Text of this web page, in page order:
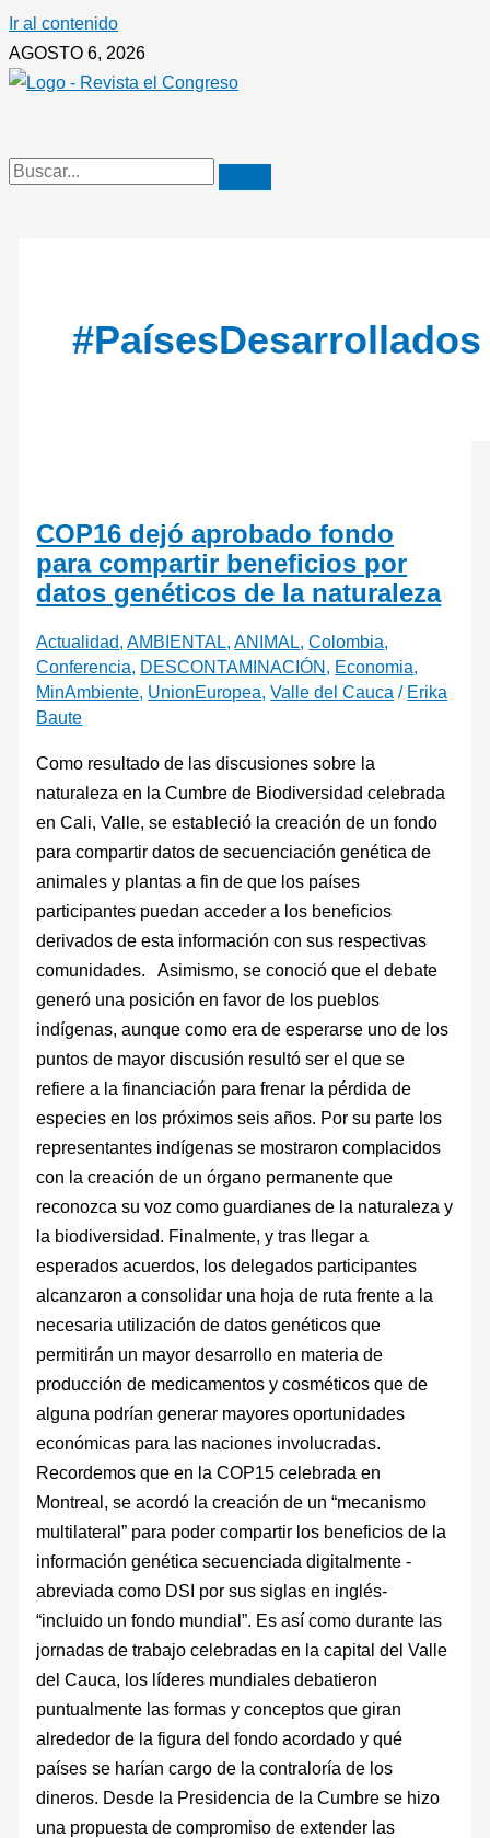
Ir al contenido
AGOSTO 6, 2026
#PaísesDesarrollados
COP16 dejó aprobado fondo
para compartir beneficios por
datos genéticos de la naturaleza
Actualidad,AMBIENTAL,ANIMAL,Colombia,
Conferencia, DESCONTAMINACIÓN , Economia,
MinAmbiente, UnionEuropea,Valle del Cauca / Erika
Baute
Como resultado de las discusiones sobre la
naturaleza en la Cumbre de Biodiversidad celebrada
en Cali, Valle, se estableció la creación de un fondo
para compartir datos de secuenciación genética de
animales y plantas a fin de que los países
participantes puedan acceder a los beneficios
derivados de esta información con sus respectivas
comunidades. Asimismo, se conoció que el debate
generó una posición en favor de los pueblos
indígenas, aunque como era de esperarse uno de los
puntos de mayor discusión resultó ser el que se
refiere a la financiación para frenar la pérdida de
especies en los próximos seis años. Por su parte los
representantes indígenas se mostraron complacidos
con la creación de un órgano permanente que
reconozca su voz como guardianes de la naturaleza y
la biodiversidad. Finalmente, y tras llegar a
esperados acuerdos, los delegados participantes
alcanzaron a consolidar una hoja de ruta frente a la
necesaria utilización de datos genéticos que
permitirán un mayor desarrollo en materia de
producción de medicamentos y cosméticos que de
alguna podrían generar mayores oportunidades
económicas para las naciones involucradas.
Recordemos que en la COP15 celebrada en
Montreal, se acordó la creación de un “mecanismo
multilateral” para poder compartir los beneficios de la
información genética secuenciada digitalmente -
abreviada como DSI por sus siglas en inglés-
“incluido un fondo mundial”. Es así como durante las
jornadas de trabajo celebradas en la capital del Valle
del Cauca, los líderes mundiales debatieron
puntualmente las formas y conceptos que giran
alrededor de la figura del fondo acordado y qué
países se harían cargo de la contraloría de los
dineros. Desde la Presidencia de la Cumbre se hizo
una propuesta de compromiso de extender las